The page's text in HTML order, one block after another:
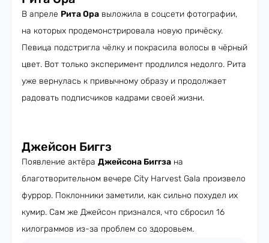
В апреле Рита Ора выложила в соцсети фотографии,
на которых продемонстрировала новую причёску.
Певица подстригла чёлку и покрасила волосы в чёрный
цвет. Вот только эксперимент продлился недолго. Рита
уже вернулась к привычному образу и продолжает
радовать подписчиков кадрами своей жизни.
Джейсон Биггз
Появление актёра Джейсона Биггза на
благотворительном вечере City Harvest Gala произвело
фуррор. Поклонники заметили, как сильно похудел их
кумир. Сам же Джейсон признался, что сбросил 16
килограммов из-за проблем со здоровьем.